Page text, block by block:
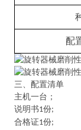
配
三、配置清单
主机一台；
说明书1份;
合格证1份;